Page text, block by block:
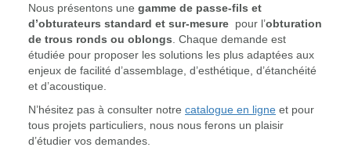
Nous présentons une gamme de passe-fils et
d’obturateurs standard et sur-mesure pour l’obturation
de trous ronds ou oblongs . Chaque demande est
étudiée pour proposer les solutions les plus adaptées aux
enjeux de facilité d’assemblage, d’esthétique, d’étanchéité
et d’acoustique.
N’hésitez pas à consulter notre catalogue en ligne et pour
tous projets particuliers, nous nous ferons un plaisir
d’étudier vos demandes.